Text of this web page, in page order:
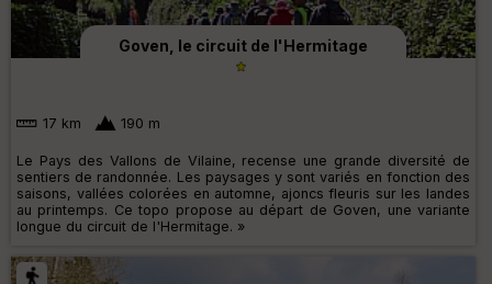
Goven, le circuit de l'Hermitage
17 km 190 m
Le Pays des Vallons de Vilaine, recense une grande diversité de
sentiers de randonnée. Les paysages y sont variés en fonction des
saisons, vallées colorées en automne, ajoncs fleuris sur les landes
au printemps. Ce topo propose au départ de Goven, une variante
longue du circuit de l'Hermitage. »